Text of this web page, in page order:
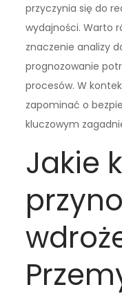
przyczynia się do
wydajności. Warto
znaczenie analizy
prognozowanie
procesów. W
zapominać o
kluczowym
Jakie